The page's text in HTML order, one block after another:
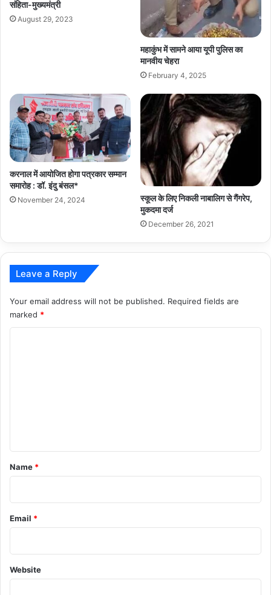
संहिता-मुख्यमंत्री
August 29, 2023
महाकुंभ में सामने आया यूपी पुलिस का
मानवीय चेहरा
February 4, 2025
करनाल में आयोजित होगा पत्रकार सम्मान
समारोह : डॉ. इंदु बंसल*
November 24, 2024
स्कूल के लिए निकली नाबालिग से गैंगरेप,
मुकदमा दर्ज
December 26, 2021
Leave a Reply
Your email address will not be published. Required fields are
marked *
*
Name *
Email *
Website